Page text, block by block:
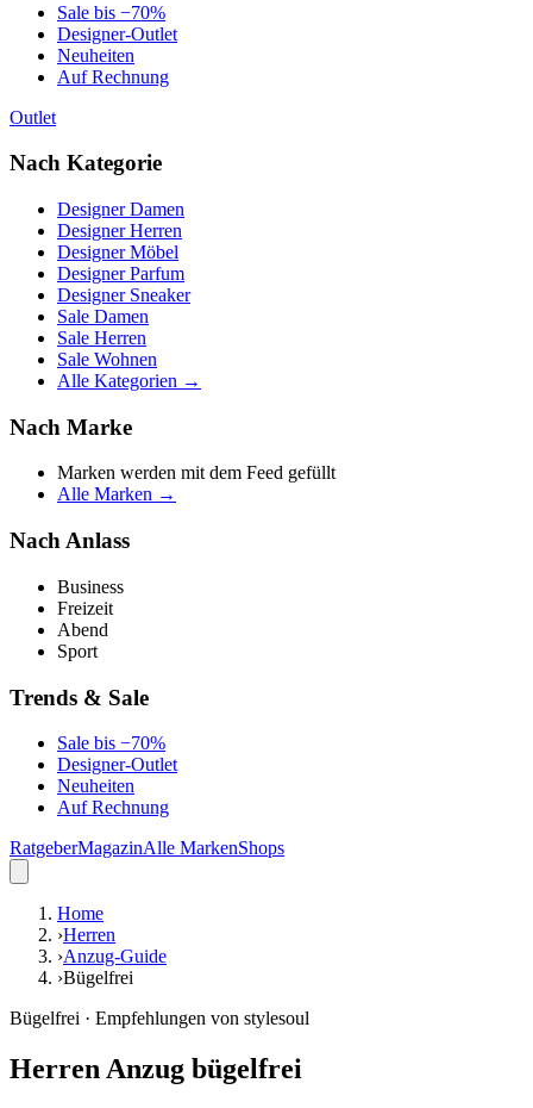
Sale bis −70%
Designer-Outlet
Neuheiten
Auf Rechnung
Outlet
Nach Kategorie
Designer Damen
Designer Herren
Designer Möbel
Designer Parfum
Designer Sneaker
Sale Damen
Sale Herren
Sale Wohnen
Alle Kategorien →
Nach Marke
Marken werden mit dem Feed gefüllt
Alle Marken →
Nach Anlass
Business
Freizeit
Abend
Sport
Trends & Sale
Sale bis −70%
Designer-Outlet
Neuheiten
Auf Rechnung
RatgeberMagazinAlle MarkenShops
Home
›Herren
›Anzug-Guide
›Bügelfrei
Bügelfrei · Empfehlungen von stylesoul
Herren Anzug bügelfrei